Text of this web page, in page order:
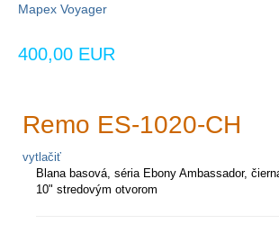
Mapex Voyager
400,00 EUR
Remo ES-1020-CH
vytlačiť
Blana basová, séria Ebony Ambassador,
10" stredovým otvorom